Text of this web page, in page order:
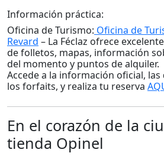
Información práctica:
Oficina de Turismo: Oficina de
Revard – La Féclaz ofrece
de folletos, mapas, información
del momento y puntos de alquiler.
Accede a la información oficial,
los forfaits, y realiza tu reserva
En el corazón de la
tienda Opinel